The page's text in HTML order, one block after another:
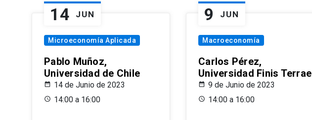
14 JUN
Microeconomía Aplicada
Pablo Muñoz,
Universidad de Chile
14 de Junio de 2023
14:00 a 16:00
9 JUN
Macroeconomía
Carlos Pérez,
Universidad Finis Terrae
9 de Junio de 2023
14:00 a 16:00